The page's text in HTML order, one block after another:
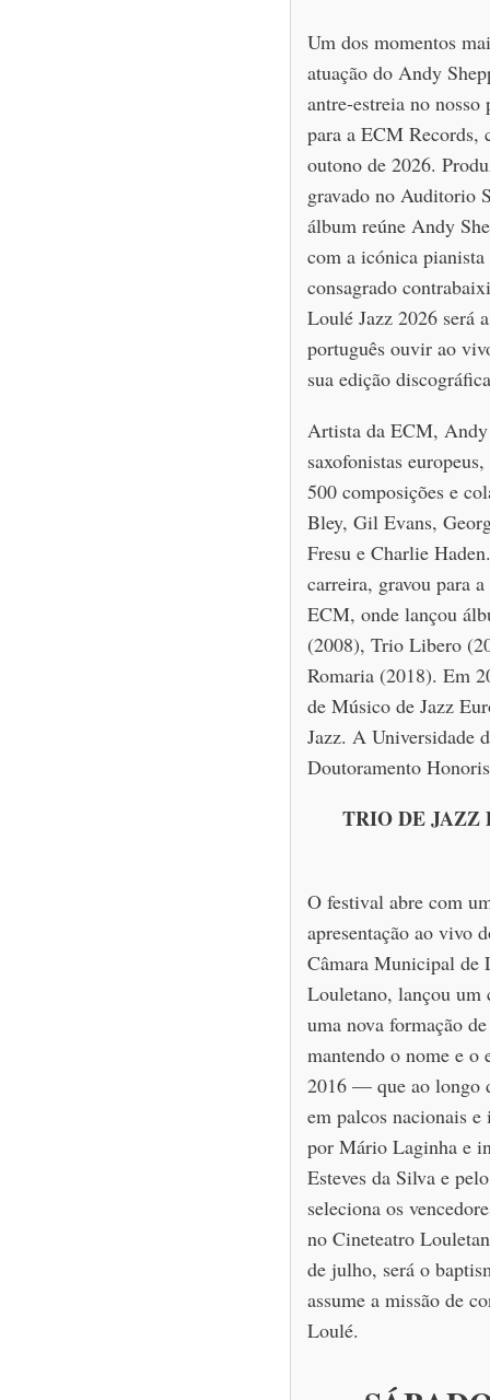
Um dos momentos
atuação do Andy
antre-estreia no nosso
para a ECM Records,
outono de 2026.
gravado no Auditorio
álbum reúne Andy
com a icónica
consagrado
Loulé Jazz 2026 será
português ouvir ao
sua edição
Artista da ECM,
saxofonistas
500 composições e
Bley, Gil Evans,
Fresu e Charlie
carreira, gravou para
ECM, onde lançou
(2008), Trio Libero
Romaria (2018). Em
de Músico de Jazz
Jazz. A Universidade
Doutoramento
TRIO DE JAZZ
O festival abre com
apresentação ao vivo
Câmara Municipal de
Louletano, lançou um
uma nova formação
mantendo o nome e o
2016 — que ao longo
em palcos nacionais
por Mário Laginha e
Esteves da Silva e
seleciona os
no Cineteatro
de julho, será o
assume a missão de
Loulé.